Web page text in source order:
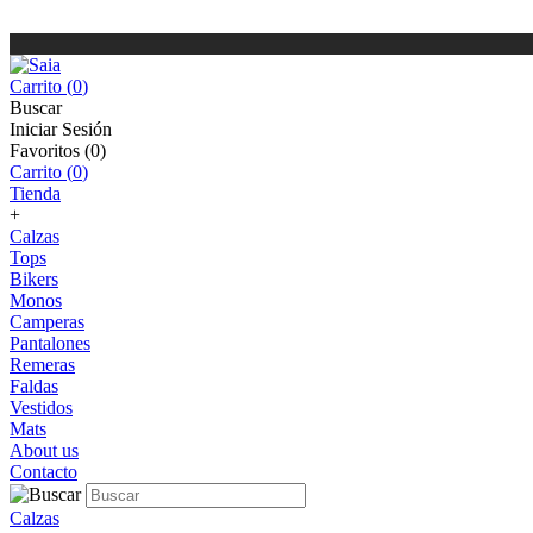
Carrito (0)
Buscar
Iniciar Sesión
Favoritos (0)
Carrito (0)
Tienda
+
Calzas
Tops
Bikers
Monos
Camperas
Pantalones
Remeras
Faldas
Vestidos
Mats
About us
Contacto
Calzas